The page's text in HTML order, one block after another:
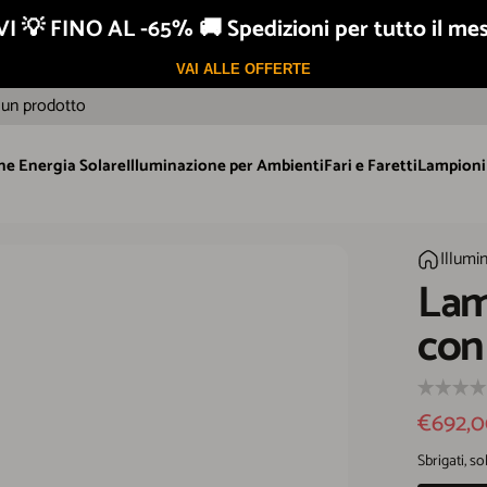
Prodotti testati
prodotto
Energia SolareIlluminazione per AmbientiFari e Faretti
Home
con
Sbrigati,
💡 FINO AL -65% 🚚 Spedizioni per tutto il
VAI ALLE OFFERTE